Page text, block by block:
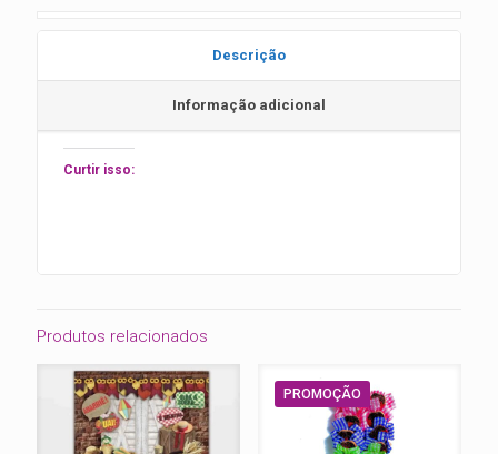
Descrição
Informação adicional
Curtir isso:
Produtos relacionados
PROMOÇÃO